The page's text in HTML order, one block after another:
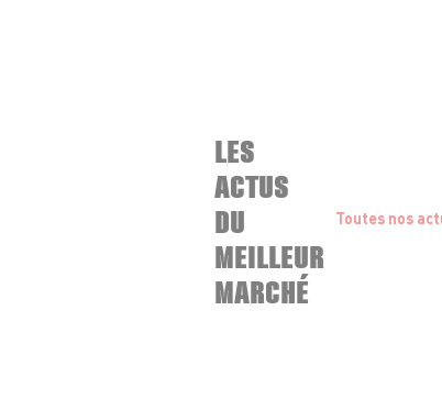
LES
ACTUS
DU
MEILLEUR
MARCHÉ
Toutes nos